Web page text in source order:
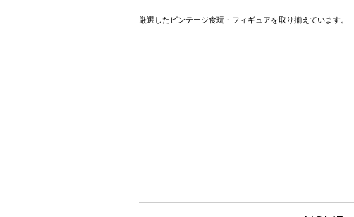
厳選したビンテージ食玩・フィギュアを取り揃えています。